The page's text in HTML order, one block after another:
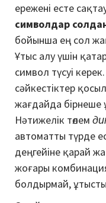
ережені есте
символдар
бойынша ең сол
Ұтыс алу үшін
символ түсуі
сәйкестіктер
жағдайда бірнеше
Нәтижелік төлем
автоматты түрде
деңгейіне қарай
жоғары
болдырмай,